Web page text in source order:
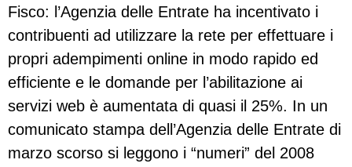
Fisco: l’Agenzia delle Entrate ha incentivato i
contribuenti ad utilizzare la rete per effettuare i
propri adempimenti online in modo rapido ed
efficiente e le domande per l’abilitazione ai
servizi web è aumentata di quasi il 25%. In un
comunicato stampa dell’Agenzia delle Entrate di
marzo scorso si leggono i “numeri” del 2008